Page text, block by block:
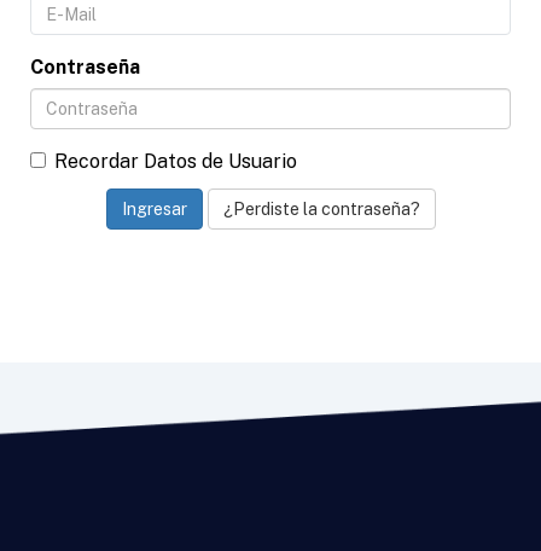
Contraseña
Recordar Datos de Usuario
¿Perdiste la contraseña?